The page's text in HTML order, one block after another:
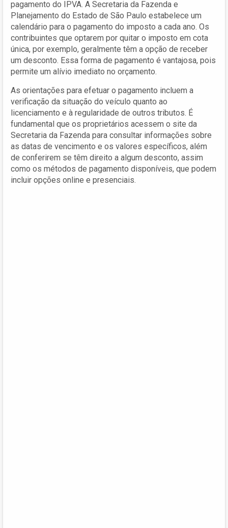
pagamento do IPVA. A Secretaria da Fazenda e
Planejamento do Estado de São Paulo estabelece um
calendário para o pagamento do imposto a cada ano. Os
contribuintes que optarem por quitar o imposto em cota
única, por exemplo, geralmente têm a opção de receber
um desconto. Essa forma de pagamento é vantajosa, pois
permite um alívio imediato no orçamento.
As orientações para efetuar o pagamento incluem a
verificação da situação do veículo quanto ao
licenciamento e à regularidade de outros tributos. É
fundamental que os proprietários acessem o site da
Secretaria da Fazenda para consultar informações sobre
as datas de vencimento e os valores específicos, além
de conferirem se têm direito a algum desconto, assim
como os métodos de pagamento disponíveis, que podem
incluir opções online e presenciais.